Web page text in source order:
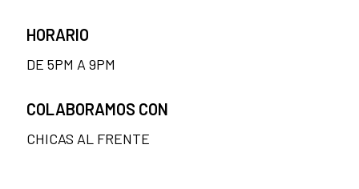
HORARIO
DE 5PM A 9PM
COLABORAMOS CON
CHICAS AL FRENTE